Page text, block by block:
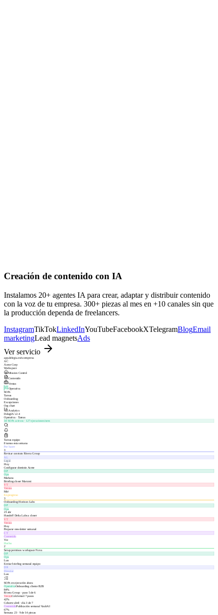
Creación de contenido con IA
Instalamos 20+ agentes IA para crear, adaptar y distribuir contenido
con la voz de tu empresa. 300+ piezas al mes en +10 canales sin que
la producción dependa de freelancers.
InstagramTikTokLinkedInYouTubeFacebookXTelegramBlogEmail
marketingLead magnetsAds
Ver servicio
app.delegia.es/tu-empresa
AC
Acme Corp
Workspace
Mission Control
Contenido
Ventas
Operativa
SOPs
Tareas
Onboarding
Excepciones
Org chart
Analytics
DelegIA v2.4
Operativa · Tareas
34 SOPs activos · 127 ejecuciones/sem
Tareas equipo
8 tareas esta semana
Por hacer
3
Revisar contrato Rivera Group
AL
Legal
Hoy
Configurar dominio Acme
OP
Ops
Mañana
Briefing closer Marconi
VT
Ventas
Mié
En progreso
3
Onboarding Horizon Labs
OP
Ops
23 abr
Handoff Delta Labs a closer
VT
Ventas
Hoy
Preparar newsletter semanal
CT
Contenido
Vie
Hecho
2
Setup permisos workspace Nova
OP
Ops
Lun
Enviar briefing semanal equipo
DR
Director
Lun
SOPs en ejecución ahora
OperativaOnboarding cliente B2B
84%
Rivera Group · paso 5 de 6
VentasCold email 7 pasos
42%
Cohorte abril · día 3 de 7
ContenidoPublicación semanal VaultAI
67%
Semana 23 · 9 de 14 piezas